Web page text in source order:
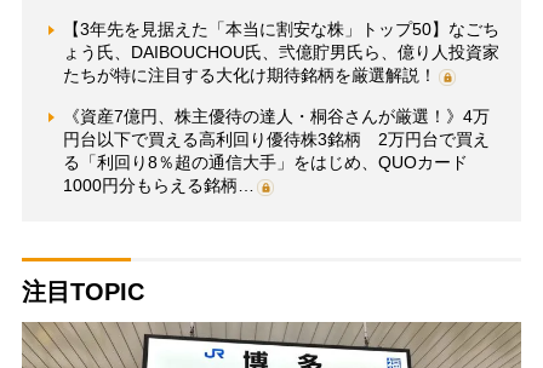
【3年先を見据えた「本当に割安な株」トップ50】なごち
ょう氏、DAIBOUCHOU氏、弐億貯男氏ら、億り人投資家
たちが特に注目する大化け期待銘柄を厳選解説！
《資産7億円、株主優待の達人・桐谷さんが厳選！》4万
円台以下で買える高利回り優待株3銘柄 2万円台で買え
る「利回り8％超の通信大手」をはじめ、QUOカード
1000円分もらえる銘柄…
注目TOPIC